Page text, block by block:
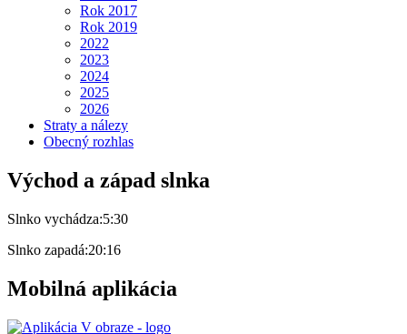
Rok 2017
Rok 2019
2022
2023
2024
2025
2026
Straty a nálezy
Obecný rozhlas
Východ a západ slnka
Slnko vychádza:5:30
Slnko zapadá:20:16
Mobilná aplikácia